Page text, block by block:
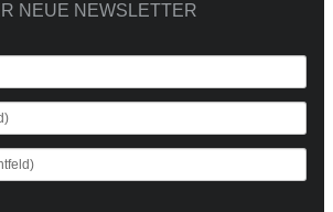
NEUE NEWSLETTER